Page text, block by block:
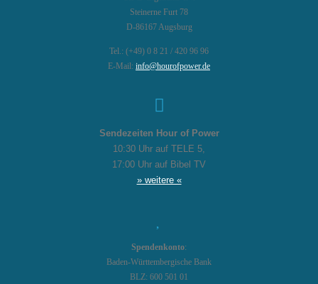
Steinerne Furt 78
D-86167 Augsburg
Tel.: (+49) 0 8 21 / 420 96 96
E-Mail: info@hourofpower.de
Sendezeiten Hour of Power
10:30 Uhr auf TELE 5,
17:00 Uhr auf Bibel TV
» weitere «
Spendenkonto:
Baden-Württembergische Bank
BLZ: 600 501 01